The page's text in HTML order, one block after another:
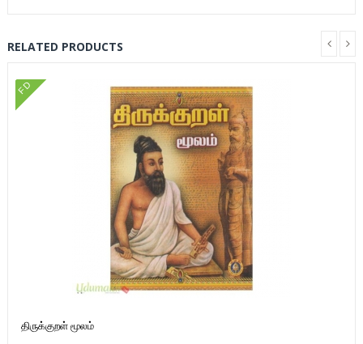
RELATED PRODUCTS
FD
திருக்குறள் மூலம்